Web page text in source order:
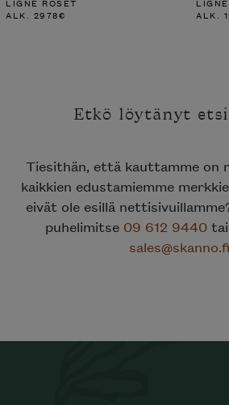
ALK. 2978€ ALK.
Etkö löytänyt
Tiesithän, että kauttamme on
kaikkien edustamiemme
eivät ole esillä
puhelimitse 09 612 9440tai
sales@skanno.fi